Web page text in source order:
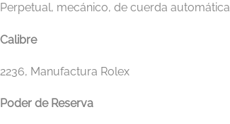
Perpetual, mecánico, de cuerda automática
Calibre
2236, Manufactura Rolex
Poder de Reserva